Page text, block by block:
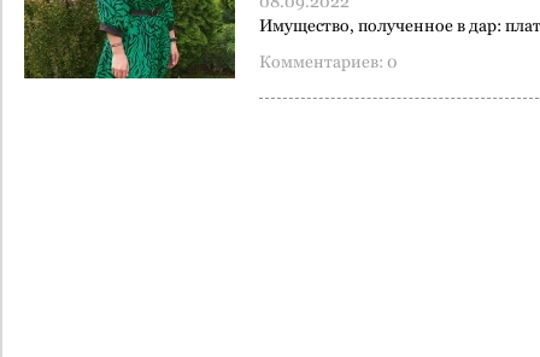
Имущество, полученное в дар:
Комментариев: 0